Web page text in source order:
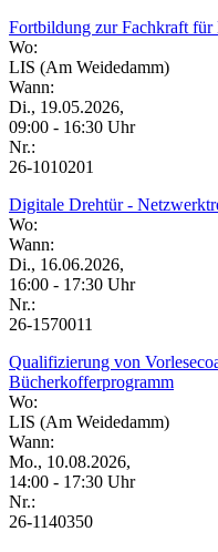
Fortbildung zur Fachkraft
Wo:
LIS (Am Weidedamm)
Wann:
Di., 19.05.2026,
09:00 - 16:30 Uhr
Nr.:
26-1010201
Digitale Drehtür -
Wo:
Wann:
Di., 16.06.2026,
16:00 - 17:30 Uhr
Nr.:
26-1570011
Qualifizierung von
Bücherkofferprogramm
Wo:
LIS (Am Weidedamm)
Wann:
Mo., 10.08.2026,
14:00 - 17:30 Uhr
Nr.:
26-1140350